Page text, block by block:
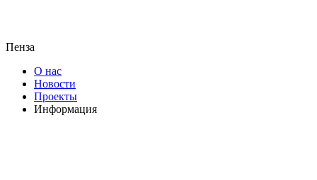
Пенза
О нас
Новости
Проекты
Информация